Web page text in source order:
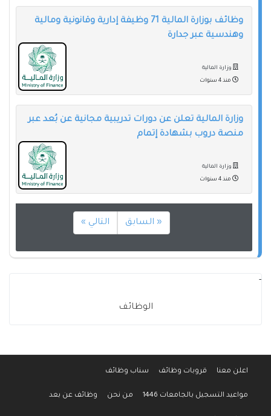
​​وظائف بوزارة المالية 71 وظيفة إدارية وقانونية ومالية
وهندسية عبر جدارة
وزارة المالية
منذ 4 سنوات
وزارة المالية تعلن عن دورات تدريبية مجانية عن بُعد عبر
منصة دروب بشهادة إتمام
وزارة المالية
منذ 4 سنوات
« السابق التالي »
-
الوظائف
اعلن معنا قروبات وظائف سناب وظائف
مواعيد التسجيل بالجامعات 1446 من نحن وظائف عن بعد